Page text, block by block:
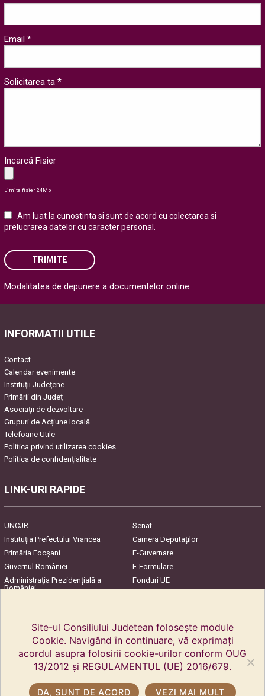
Email *
Solicitarea ta *
Incarcă Fisier
Limita fisier 24Mb
Am luat la cunostinta si sunt de acord cu colectarea si
prelucrarea datelor cu caracter personal
TRIMITE
Please leave this field empty.
Modalitatea de depunere a documentelor online
INFORMATII UTILE
Contact
Calendar evenimente
Instituţii Judeţene
Primării din Județ
Asociaţii de dezvoltare
Grupuri de Acțiune locală
Telefoane Utile
Politica privind utilizarea cookies
Politica de confidențialitate
LINK-URI RAPIDE
UNCJR
Senat
Instituția Prefectului Vrancea
Camera Deputaților
Primăria Focşani
E-Guvernare
Guvernul României
E-Formulare
Administrația Prezidențială a
României
Fonduri UE
Site-ul Consiliului Judetean folosește module
Cookie. Navigând în continuare, vă exprimați
acordul asupra folosirii cookie-urilor conform OUG
13/2012 și REGULAMENTUL (UE) 2016/679.
DA, SUNT DE ACORD VEZI MAI MULT